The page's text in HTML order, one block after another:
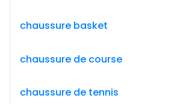
chaussure basket
chaussure de course
chaussure de tennis